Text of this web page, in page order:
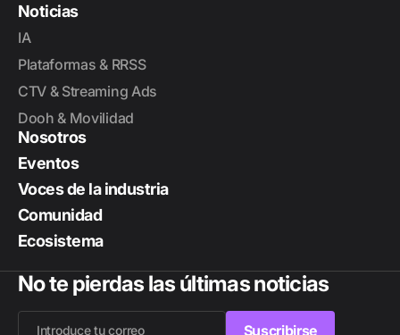
Noticias
IA
Plataformas & RRSS
CTV & Streaming Ads
Dooh & Movilidad
Nosotros
Eventos
Voces de la industria
Comunidad
Ecosistema
No te pierdas las últimas noticias
Suscribirse